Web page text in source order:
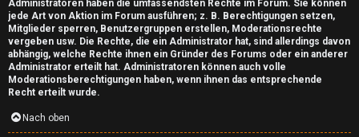
Administratoren haben die umfassendsten Rechte im Forum. Sie können
jede Art von Aktion im Forum ausführen; z. B. Berechtigungen setzen,
Mitglieder sperren, Benutzergruppen erstellen, Moderationsrechte
vergeben usw. Die Rechte, die ein Administrator hat, sind allerdings davon
abhängig, welche Rechte ihnen ein Gründer des Forums oder ein anderer
Administrator erteilt hat. Administratoren können auch volle
Moderationsberechtigungen haben, wenn ihnen das entsprechende
Recht erteilt wurde.
Nach oben
G
a
m
e